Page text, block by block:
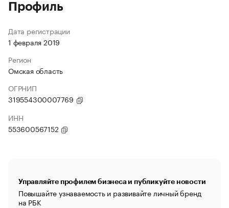
Профиль
Дата регистрации
1 февраля 2019
Регион
Омская область
ОГРНИП
319554300007769
ИНН
553600567152
Управляйте профилем бизнеса и публикуйте новости
Повышайте узнаваемость и развивайте личный бренд
на РБК